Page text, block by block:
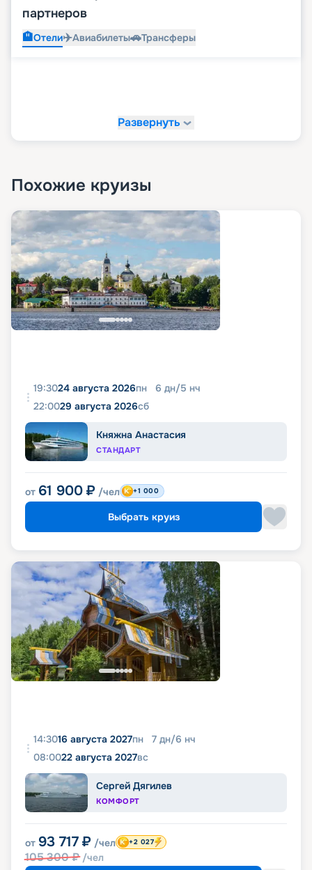
партнеров
🏨Отели✈️Авиабилеты🚗Трансферы
Развернуть
Похожие круизы
19:3024 августа 2026пн 6 дн/5 нч
22:0029 августа 2026сб
Княжна Анастасия
СТАНДАРТ
от 61 900 ₽ /чел +1 000
Выбрать круиз
14:3016 августа 2027пн 7 дн/6 нч
08:0022 августа 2027вс
Сергей Дягилев
КОМФОРТ
от 93 717 ₽ /чел
105 300₽ /чел
+2 027